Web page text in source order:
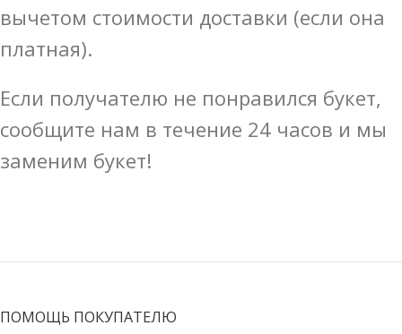
вычетом стоимости доставки (если она
платная).
Если получателю не понравился букет,
сообщите нам в течение 24 часов и мы
заменим букет!
ПОМОЩЬ ПОКУПАТЕЛЮ